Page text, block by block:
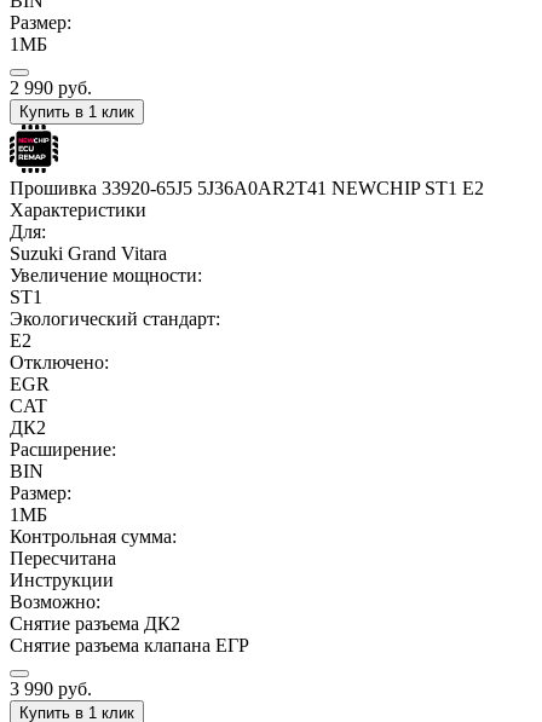
Размер:
1МБ
2 990 руб.
Купить в 1 клик
Прошивка 33920-65J5 5J36A0AR2T41 NEWCHIP ST1 E2
Характеристики
Для:
Suzuki Grand Vitara
Увеличение мощности:
ST1
Экологический стандарт:
E2
Отключено:
EGR
CAT
ДК2
Расширение:
BIN
Размер:
1МБ
Контрольная сумма:
Пересчитана
Инструкции
Возможно:
Снятие разъема ДК2
Снятие разъема клапана ЕГР
3 990 руб.
Купить в 1 клик